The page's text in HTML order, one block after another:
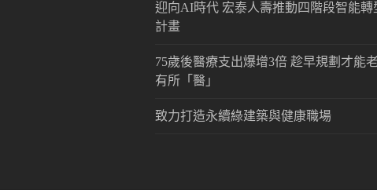
迎向AI時代 宏泰人壽推動四階段智能轉
計畫
75歲後醫療支出爆增3倍 趁早規劃才能
有所「醫」
致力打造永續綠建築與健康職場